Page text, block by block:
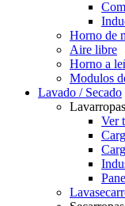
Horno de
Aire libre
Horno a
Modulos
Lavado / Secado
Lavarropas
Ver